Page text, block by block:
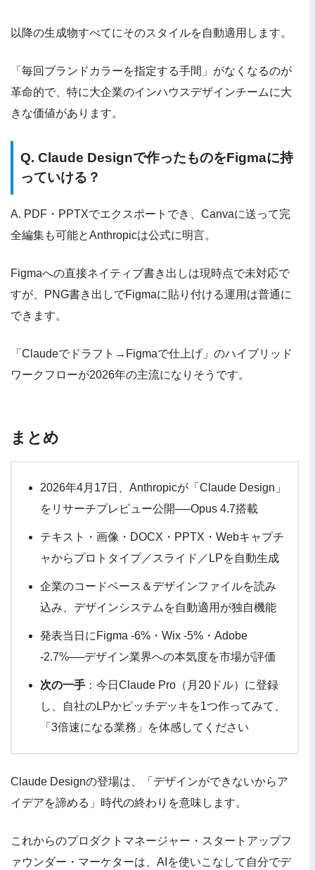
以降の生成物すべてにそのスタイルを自動適用します。
「毎回ブランドカラーを指定する手間」がなくなるのが
革命的で、特に大企業のインハウスデザインチームに大
きな価値があります。
Q. Claude Designで作ったものをFigmaに持
っていける？
A. PDF・PPTXでエクスポートでき、Canvaに送って完
全編集も可能とAnthropicは公式に明言。
Figmaへの直接ネイティブ書き出しは現時点で未対応で
すが、PNG書き出しでFigmaに貼り付ける運用は普通に
できます。
「Claudeでドラフト→Figmaで仕上げ」のハイブリッド
ワークフローが2026年の主流になりそうです。
まとめ
2026年4月17日、Anthropicが「Claude Design」
をリサーチプレビュー公開──Opus 4.7搭載
テキスト・画像・DOCX・PPTX・Webキャプチ
ャからプロトタイプ／スライド／LPを自動生成
企業のコードベース＆デザインファイルを読み
込み、デザインシステムを自動適用が独自機能
発表当日にFigma -6%・Wix -5%・Adobe
-2.7%──デザイン業界への本気度を市場が評価
次の一手 ：今日Claude Pro（月20ドル）に登録
し、自社のLPかピッチデッキを1つ作ってみて、
「3倍速になる業務」を体感してください
Claude Designの登場は、「デザインができないからア
イデアを諦める」時代の終わりを意味します。
これからのプロダクトマネージャー・スタートアップフ
ァウンダー・マーケターは、AIを使いこなして自分でデ